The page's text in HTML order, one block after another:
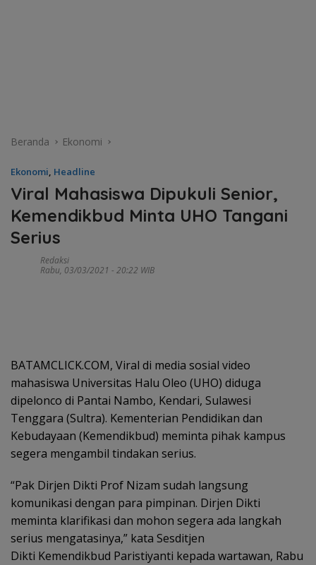
Beranda Ekonomi
Ekonomi, Headline
Viral Mahasiswa Dipukuli Senior,
Kemendikbud Minta UHO Tangani
Serius
Redaksi
Rabu, 03/03/2021 - 20:22 WIB
BATAMCLICK.COM, Viral di media sosial video
mahasiswa Universitas Halu Oleo (UHO) diduga
dipelonco di Pantai Nambo, Kendari, Sulawesi
Tenggara (Sultra). Kementerian Pendidikan dan
Kebudayaan (Kemendikbud) meminta pihak kampus
segera mengambil tindakan serius.
“Pak Dirjen Dikti Prof Nizam sudah langsung
komunikasi dengan para pimpinan. Dirjen Dikti
meminta klarifikasi dan mohon segera ada langkah
serius mengatasinya,” kata Sesditjen
Dikti Kemendikbud Paristiyanti kepada wartawan, Rabu